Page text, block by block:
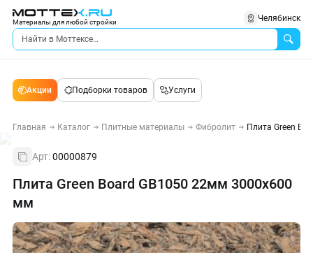
Материалы для любой стройки Челябинск
Акции Подборки товаров Услуги
Главная Каталог Плитные материалы Фибролит Плита Green
Арт:00000879
Плита Green Board GB1050 22мм 3000х600
мм